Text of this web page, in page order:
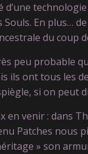
d’une
Souls. En plus…
du coup
peu probable
ils ont tous les
si on peut
en venir : dans
Patches nous
» son